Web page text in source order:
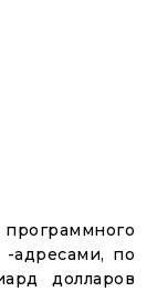
-адресами, по
долларов